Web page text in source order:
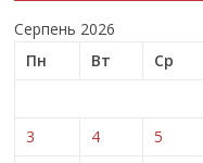
Серпень 2026
Пн
Вт Ср
3
4 5